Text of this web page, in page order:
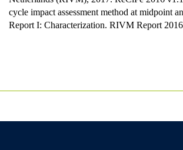
cycle impact assessment method at midpoint
Report I: Characterization. RIVM Report